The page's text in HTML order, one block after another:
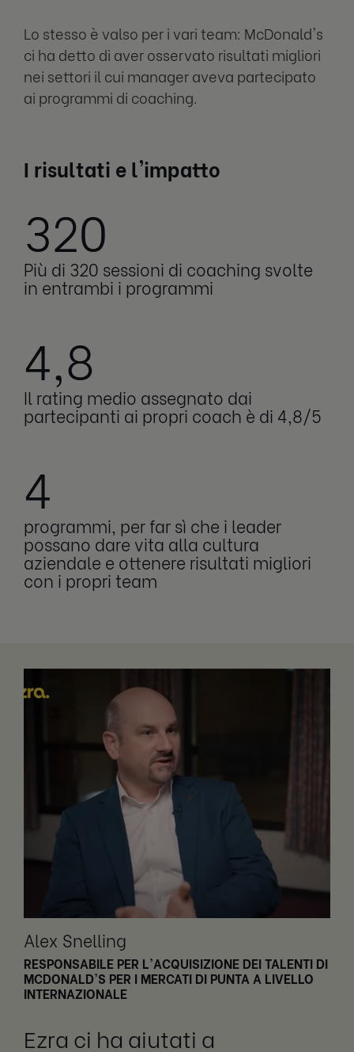
Lo stesso è valso per i vari team: McDonald's
ci ha detto di aver osservato risultati migliori
nei settori il cui manager aveva partecipato
ai programmi di coaching.
I risultati e l'impatto
320
Più di 320 sessioni di coaching svolte
in entrambi i programmi
4,8
Il rating medio assegnato dai
partecipanti ai propri coach è di 4,8/5
4
programmi, per far sì che i leader
possano dare vita alla cultura
aziendale e ottenere risultati migliori
con i propri team
Alex Snelling
RESPONSABILE PER L'ACQUISIZIONE DEI TALENTI DI
MCDONALD'S PER I MERCATI DI PUNTA A LIVELLO
INTERNAZIONALE
Ezra ci ha aiutati a